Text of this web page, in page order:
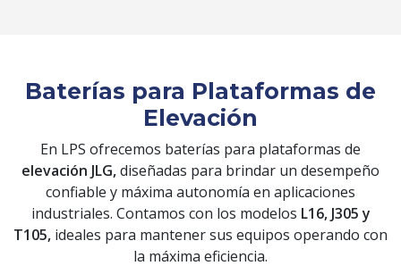
Baterías para Plataformas de
Elevación
En LPS ofrecemos baterías para plataformas de
elevación JLG,diseñadas para brindar un desempeño
confiable y máxima autonomía en aplicaciones
industriales. Contamos con los modelos L16, J305 y
T105, ideales para mantener sus equipos operando con
la máxima eficiencia.